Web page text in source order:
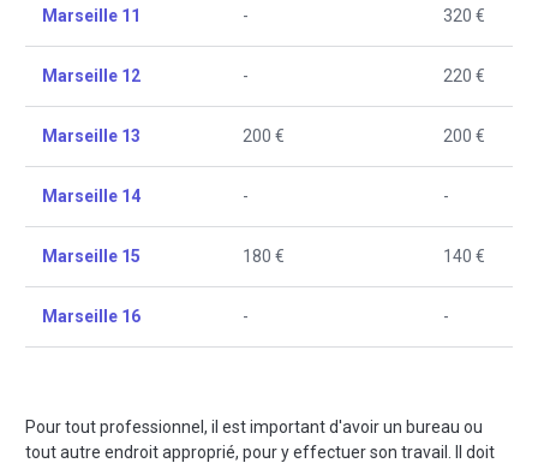
Marseille 11 - 320 €
Marseille 12 - 220 €
Marseille 13 200 € 200 €
Marseille 14 - -
Marseille 15 180 € 140 €
Marseille 16 - -
Pour tout professionnel, il est important d'avoir un bureau ou
tout autre endroit approprié, pour y effectuer son travail. Il doit